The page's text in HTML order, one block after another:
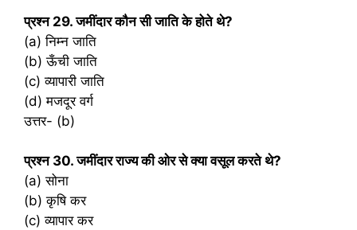
प्रश्‍न 29. जमींदार कौन सी जाति के होते थे?
(a) निम्न जाति
(b) ऊँची जाति
(c) व्यापारी जाति
(d) मजदूर वर्ग
उत्तर- (b)
प्रश्‍न 30. जमींदार राज्य की ओर से क्या वसूल करते थे?
(a) सोना
(b) कृषि कर
(c) व्यापार कर